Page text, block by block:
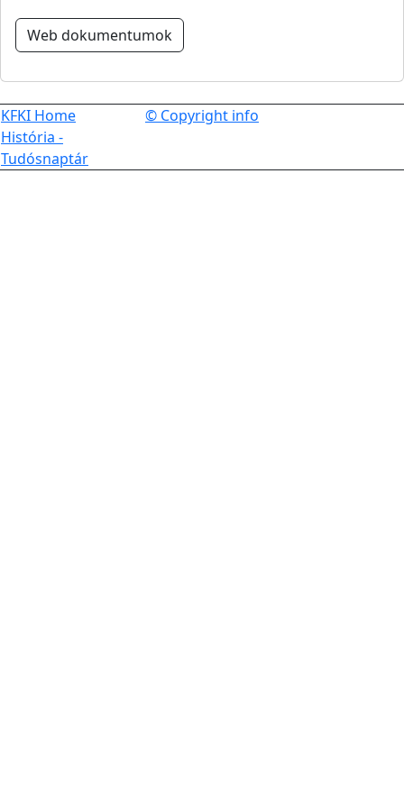
Web dokumentumok
KFKI Home
História -
Tudósnaptár
© Copyright info